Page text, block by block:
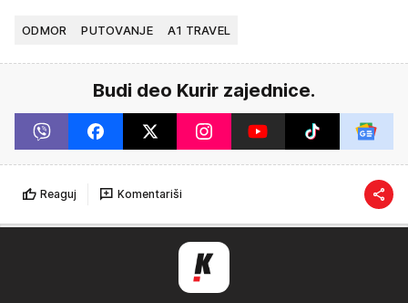
ODMOR PUTOVANJE A1 TRAVEL
Budi deo Kurir zajednice.
Reaguj Komentariši